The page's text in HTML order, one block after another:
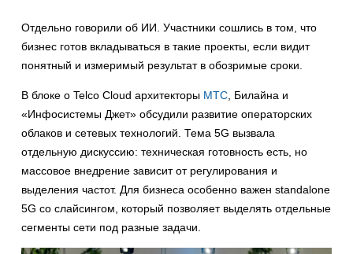
Отдельно говорили об ИИ. Участники сошлись в том, что
бизнес готов вкладываться в такие проекты, если видит
понятный и измеримый результат в обозримые сроки.
В блоке о Telco Cloud архитекторы МТС , Билайна и
«Инфосистемы Джет» обсудили развитие операторских
облаков и сетевых технологий. Тема 5G вызвала
отдельную дискуссию: техническая готовность есть, но
массовое внедрение зависит от регулирования и
выделения частот. Для бизнеса особенно важен standalone
5G со слайсингом, который позволяет выделять отдельные
сегменты сети под разные задачи.